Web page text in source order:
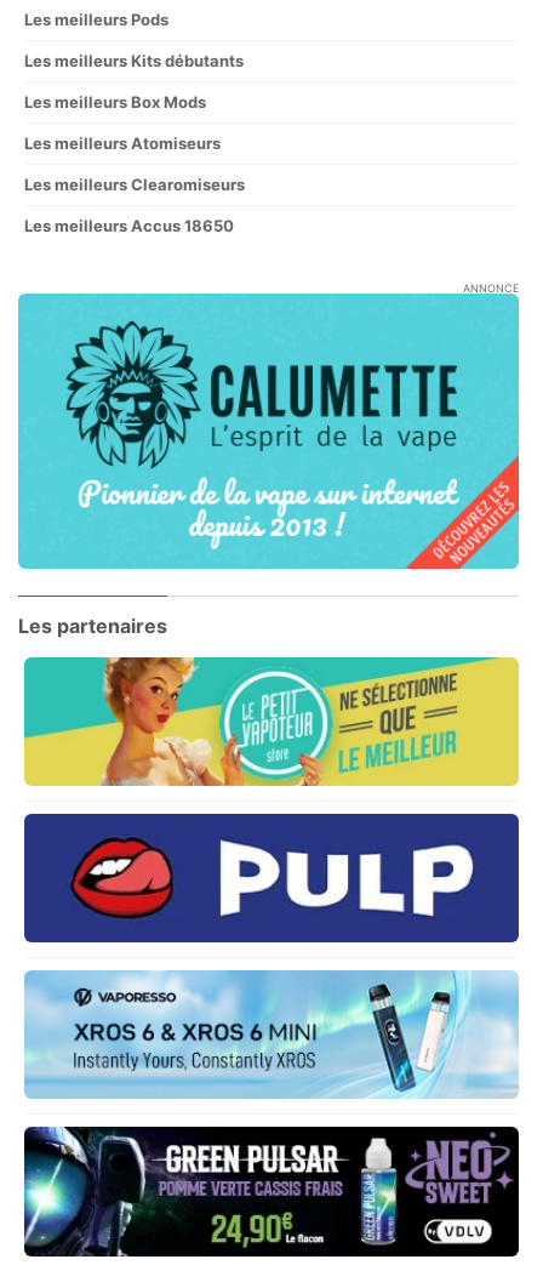
Les meilleurs Pods
Les meilleurs Kits débutants
Les meilleurs Box Mods
Les meilleurs Atomiseurs
Les meilleurs Clearomiseurs
Les meilleurs Accus 18650
ANNONCE
Les partenaires